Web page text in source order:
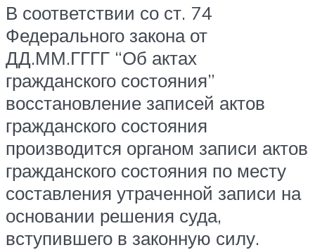
В соответствии со ст. 74
Федерального закона от
ДД.ММ.ГГГГ “Об актах
гражданского состояния”
восстановление записей актов
гражданского состояния
производится органом записи актов
гражданского состояния по месту
составления утраченной записи на
основании решения суда,
вступившего в законную силу.